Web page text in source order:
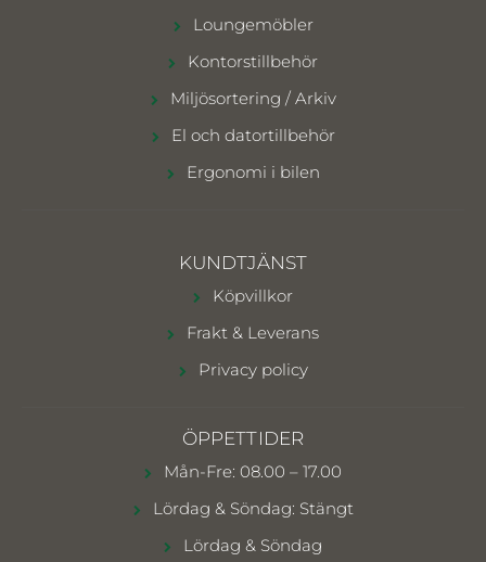
Loungemöbler
Kontorstillbehör
Miljösortering / Arkiv
El och datortillbehör
Ergonomi i bilen
KUNDTJÄNST
Köpvillkor
Frakt & Leverans
Privacy policy
ÖPPETTIDER
Mån-Fre: 08.00 – 17.00
Lördag & Söndag: Stängt
Lördag & Söndag